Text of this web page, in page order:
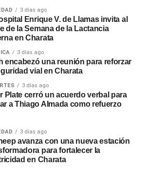
3 días ago
Enrique V. de Llamas invita al
de la Semana de la Lactancia
en Charata
3 días ago
encabezó una reunión para reforzar
vial en Charata
3 días ago
Plate cerró un acuerdo verbal para
a Thiago Almada como refuerzo
3 días ago
avanza con una nueva estación
para fortalecer la
en Charata